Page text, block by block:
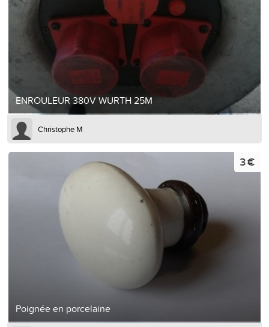
ENROULEUR 380V WURTH 25M
Christophe M
Poignée en porcelaine
3 €